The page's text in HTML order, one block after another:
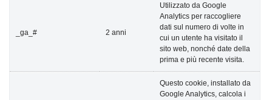
_ga_# 2 anni
Utilizzato da Google
Analytics per raccogliere
dati sul numero di volte in
cui un utente ha visitato il
sito web, nonché date della
prima e più recente visita.
Questo cookie, installato da
Google Analytics, calcola i